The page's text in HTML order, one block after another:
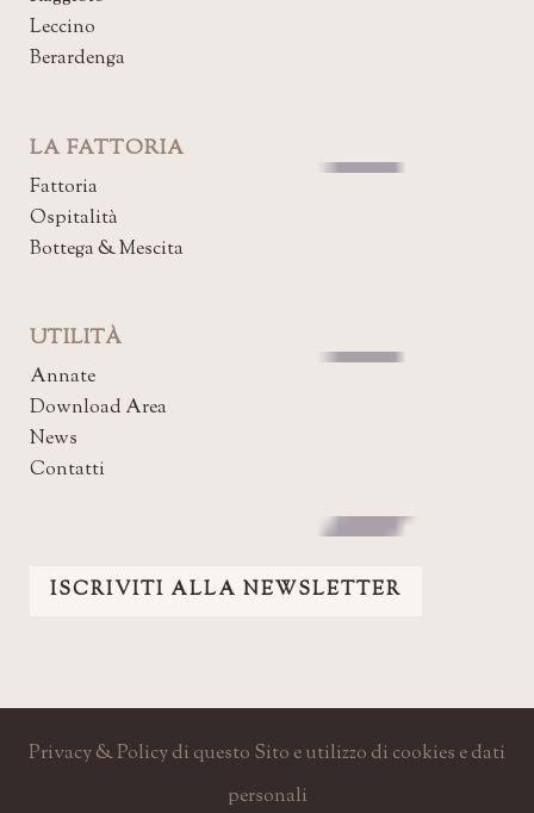
Leccino
Berardenga
LA FATTORIA
Fattoria
Ospitalità
Bottega & Mescita
UTILITÀ
Annate
Download Area
News
Contatti
ISCRIVITI ALLA NEWSLETTER
Privacy & Policy di questo Sito e utilizzo di cookies e dati
personali